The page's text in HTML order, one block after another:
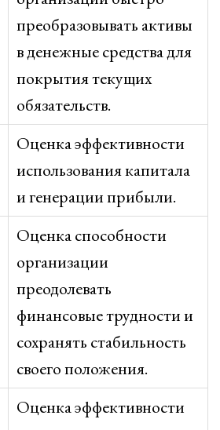
преобразовывать активы
в денежные средства для
покрытия текущих
обязательств.
Оценка эффективности
использования капитала
и генерации прибыли.
Оценка способности
организации
преодолевать
финансовые трудности и
сохранять стабильность
своего положения.
Оценка эффективности